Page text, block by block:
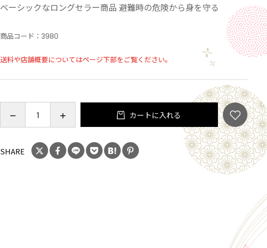
ベーシックなロングセラー商品 避難時の危険から身を守る
商品コード：3980
送料や店舗概要についてはページ下部をご覧ください。
カートに入れる
SHARE